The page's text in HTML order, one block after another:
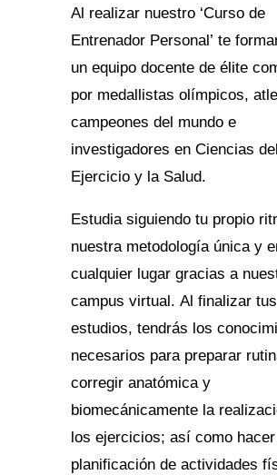
Al realizar nuestro ‘Curso de
Entrenador Personal’ te
un equipo docente de élite
por medallistas olímpicos,
campeones del mundo e
investigadores en Ciencias del
Ejercicio y la Salud.
Estudia siguiendo tu propio
nuestra metodología única y
cualquier lugar gracias a
campus virtual. Al finalizar tus
estudios, tendrás los
necesarios para preparar
corregir anatómica y
biomecánicamente la
los ejercicios; así como
planificación de actividades